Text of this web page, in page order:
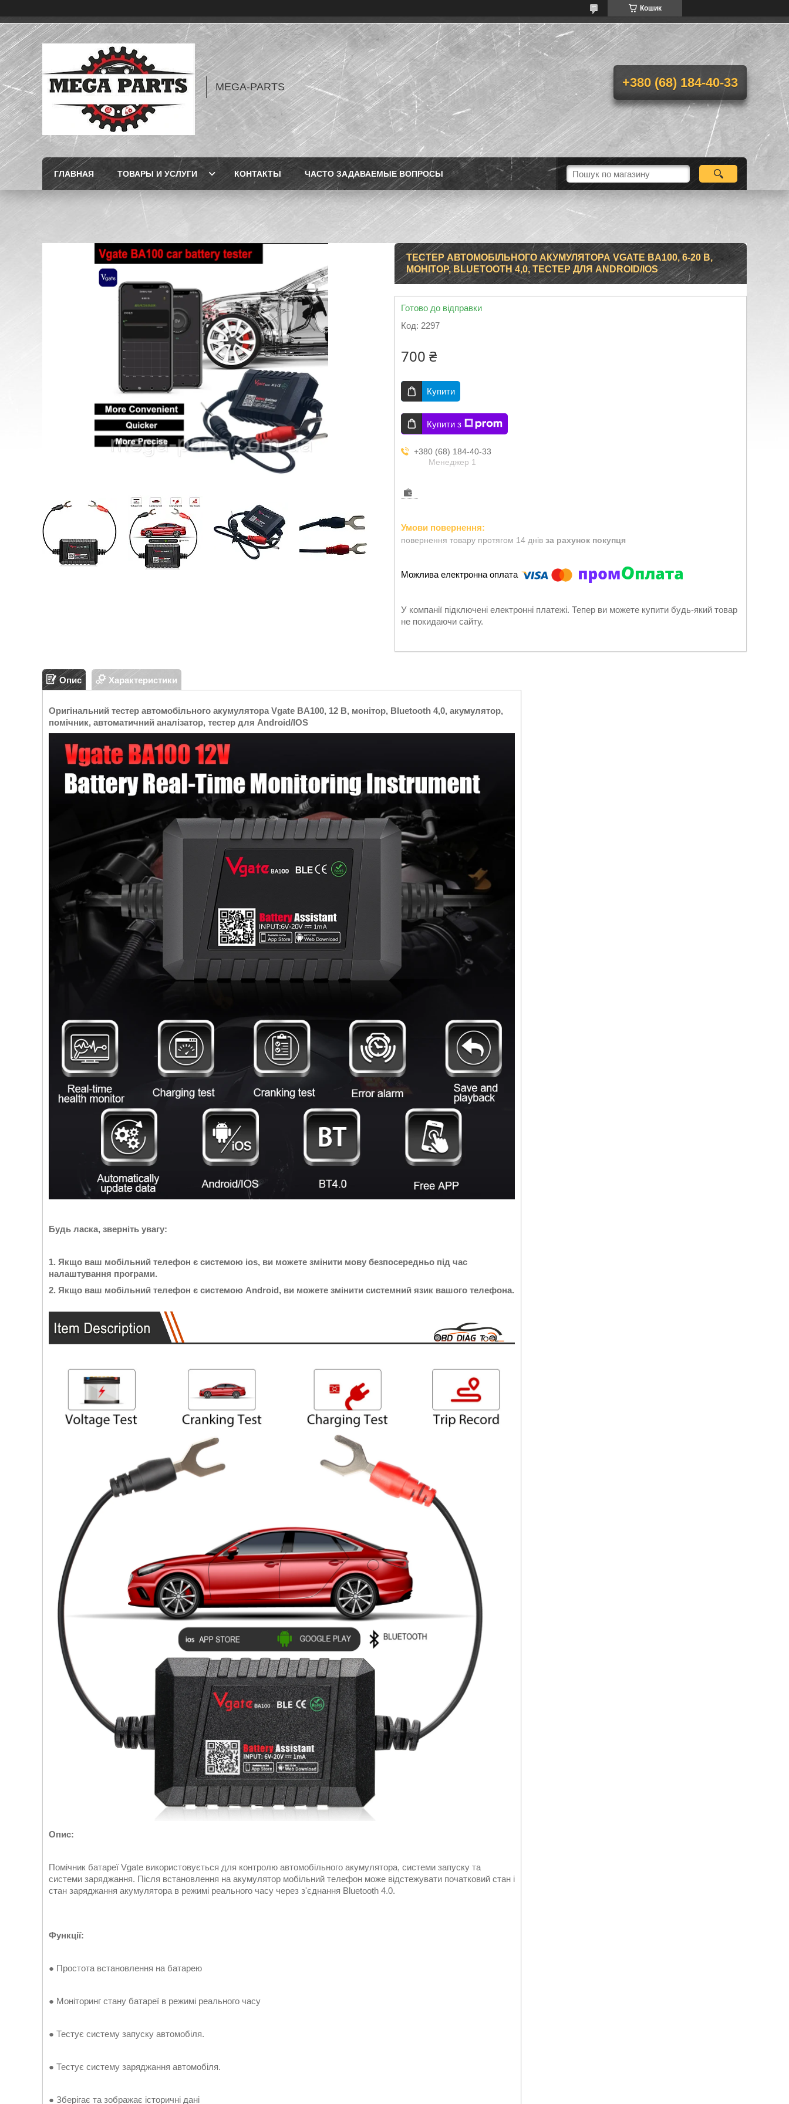
Кошик
MEGA-PARTS +380 (68) 184-40-33
ГЛАВНАЯ ТОВАРЫ И УСЛУГИ КОНТАКТЫ ЧАСТО ЗАДАВАЕМЫЕ ВОПРОСЫ
ТЕСТЕР АВТОМОБІЛЬНОГО АКУМУЛЯТОРА VGATE BA100, 6-20 В,
МОНІТОР, BLUETOOTH 4,0, ТЕСТЕР ДЛЯ ANDROID/IOS
Готово до відправки
Код: 2297
700 ₴
Купити
Купити з
+380 (68) 184-40-33
Менеджер 1
повернення товару протягом 14 днів за рахунок покупця
У компанії підключені електронні платежі. Тепер ви можете купити будь-який товар
не покидаючи сайту.
Опис Характеристики
Оригінальний тестер автомобільного акумулятора Vgate BA100, 12 В, монітор, Bluetooth 4,0, акумулятор,
помічник, автоматичний аналізатор, тестер для Android/IOS
Будь ласка, зверніть увагу:
1. Якщо ваш мобільний телефон є системою ios, ви можете змінити мову безпосередньо під час
налаштування програми.
2. Якщо ваш мобільний телефон є системою Android, ви можете змінити системний язик вашого телефона.
Опис:
Помічник батареї Vgate використовується для контролю автомобільного акумулятора, системи запуску та
системи заряджання. Після встановлення на акумулятор мобільний телефон може відстежувати початковий стан і
стан заряджання акумулятора в режимі реального часу через з'єднання Bluetooth 4.0.
Функції:
● Простота встановлення на батарею
● Моніторинг стану батареї в режимі реального часу
● Тестує систему запуску автомобіля.
● Тестує систему заряджання автомобіля.
● Зберігає та зображає історичні дані